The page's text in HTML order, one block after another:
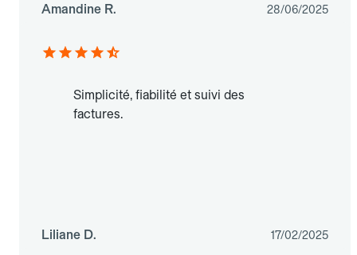
Amandine R. 28/06/2025
Simplicité, fiabilité et suivi des
factures.
Liliane D. 17/02/2025